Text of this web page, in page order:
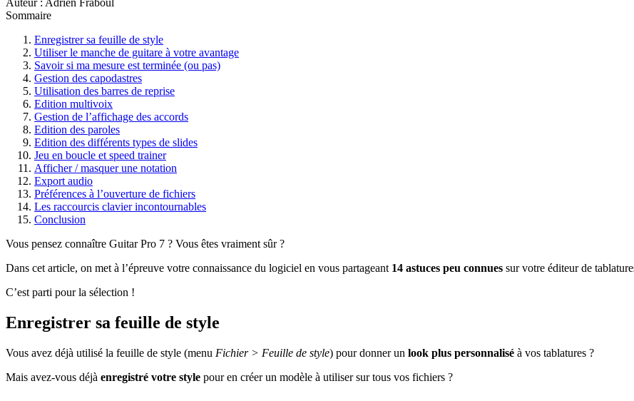
Auteur : Adrien Fraboul
Sommaire
Enregistrer sa feuille de style
Utiliser le manche de guitare à votre avantage
Savoir si ma mesure est terminée (ou pas)
Gestion des capodastres
Utilisation des barres de reprise
Edition multivoix
Gestion de l’affichage des accords
Edition des paroles
Edition des différents types de slides
Jeu en boucle et speed trainer
Afficher / masquer une notation
Export audio
Préférences à l’ouverture de fichiers
Les raccourcis clavier incontournables
Conclusion
Vous pensez connaître Guitar Pro 7 ? Vous êtes vraiment sûr ?
Dans cet article, on met à l’épreuve votre connaissance du logiciel en vous partageant 14 astuces peu connues sur votre éditeur de
C’est parti pour la sélection !
Enregistrer sa feuille de style
Vous avez déjà utilisé la feuille de style (menu Fichier > Feuille de style) pour donner un look plus personnalisé à vos tablatures ?
Mais avez-vous déjà enregistré votre style pour en créer un modèle à utiliser sur tous vos fichiers ?